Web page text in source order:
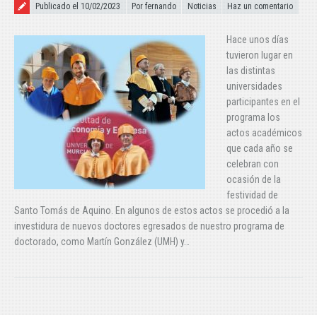
Publicado el
Publicado el 10/02/2023 Por fernando Noticias Haz un comentario
Hace unos días
tuvieron lugar en
las distintas
universidades
participantes en el
programa los
actos académicos
que cada año se
celebran con
ocasión de la
festividad de
Santo Tomás de Aquino. En algunos de estos actos se procedió a la
investidura de nuevos doctores egresados de nuestro programa de
doctorado, como Martín González (UMH) y…